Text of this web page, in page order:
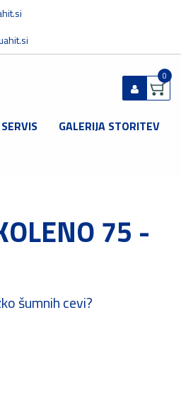
0
GALERIJA STORITEV
75 -
šumnih cevi?